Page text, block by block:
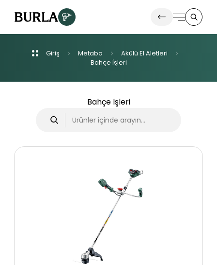
Ürünlerimiz
Giriş Metabo Akülü El Aletleri
Bahçe İşleri
Bahçe İşleri